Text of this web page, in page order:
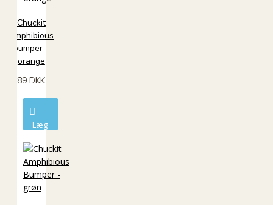
Chuckit
Amphibious
bumper -
orange
89 DKK
Læg
kurv